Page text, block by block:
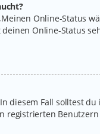
Online-Status
Online-Status
Fall solltest
registrierten